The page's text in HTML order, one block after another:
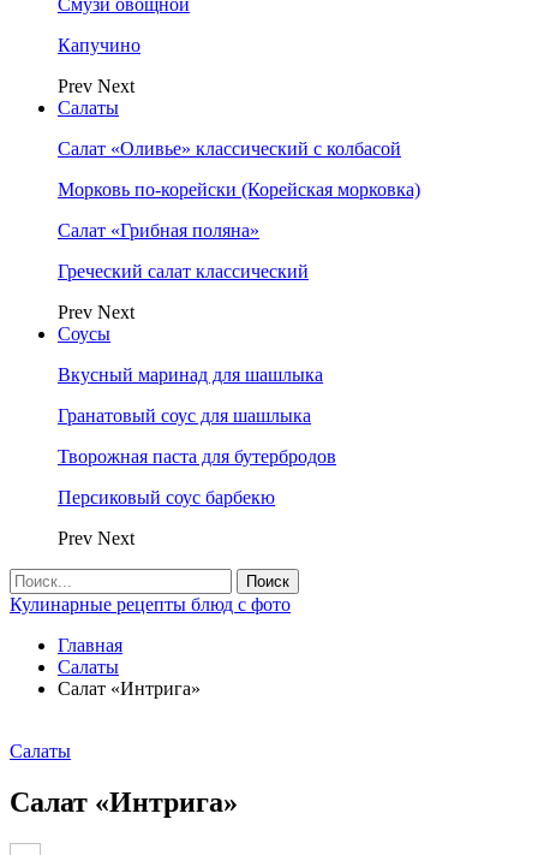
Смузи овощной
Капучино
Prev Next
Салаты
Салат «Оливье» классический с колбасой
Морковь по-корейски (Корейская морковка)
Салат «Грибная поляна»
Греческий салат классический
Prev Next
Соусы
Вкусный маринад для шашлыка
Гранатовый соус для шашлыка
Творожная паста для бутербродов
Персиковый соус барбекю
Prev Next
Кулинарные рецепты блюд с фото
Главная
Салаты
Салат «Интрига»
Салаты
Салат «Интрига»